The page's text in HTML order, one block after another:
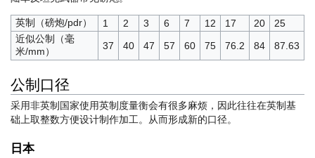
英制（磅炮/pdr） 1 2 3 6 7 12 17 20
25
近似公制（毫
米/mm）
37 40 47 57 60 75 76.2 84 87.63
公制口径
采用非英制国家使用英制度量衡会有很多麻烦，因此往往在英制基
础上取整数方便设计制作加工。从而形成新的口径。
日本